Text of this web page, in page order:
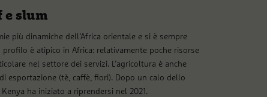
e slum
più dinamiche dell’Africa orientale e si è sempre
è atipico in Africa: relativamente poche risorse
nel settore dei servizi. L’agricoltura è anche
esportazione (tè, caffè, fiori). Dopo un calo dello
ha iniziato a riprendersi nel 2021.